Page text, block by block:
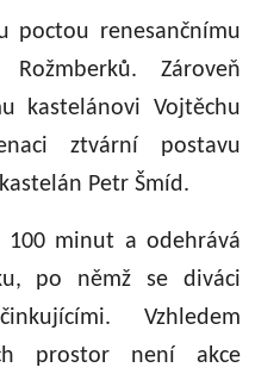
poctou renesančnímu
Zároveň
kastelánovi Vojtěchu
ztvární postavu
Petr Šmíd.
100 minut a odehrává
po němž se diváci
Vzhledem
prostor není akce